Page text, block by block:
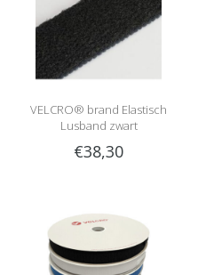
VELCRO® brand Elastisch
Lusband zwart
€38,30